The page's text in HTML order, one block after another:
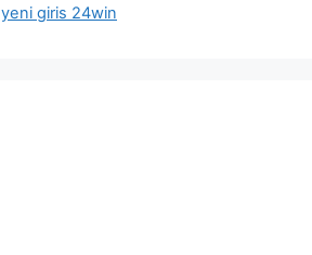
yeni giris 24win